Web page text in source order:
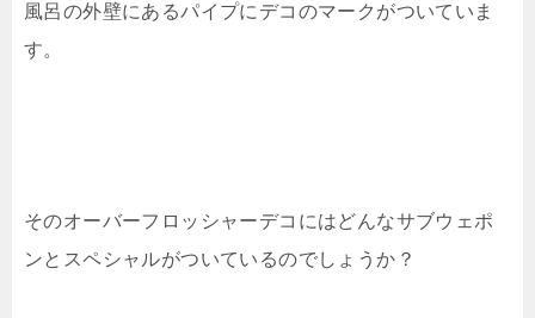
風呂の外壁にあるパイプにデコのマークがついていま
す。
そのオーバーフロッシャーデコにはどんなサブウェポ
ンとスペシャルがついているのでしょうか？